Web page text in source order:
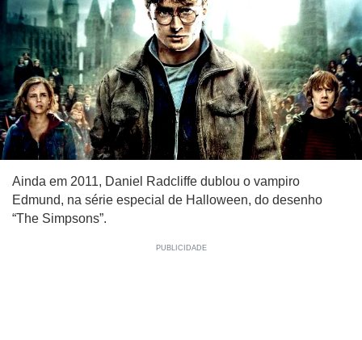
Ainda em 2011, Daniel Radcliffe dublou o vampiro
Edmund, na série especial de Halloween, do desenho
“The Simpsons”.